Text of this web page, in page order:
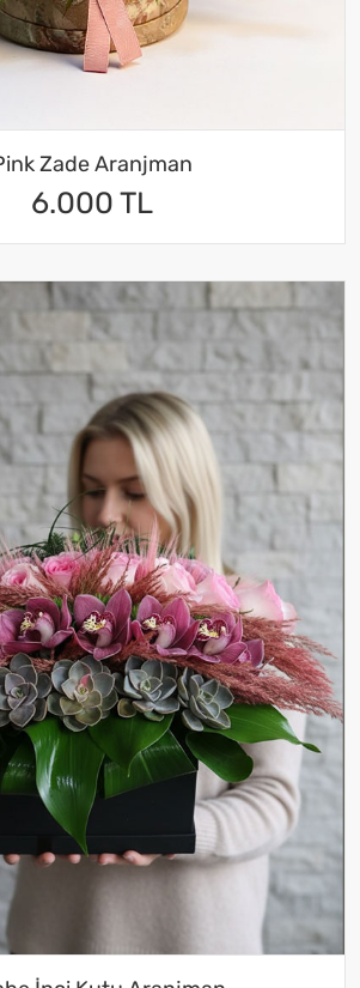
Zade Aranjman
6.000 TL